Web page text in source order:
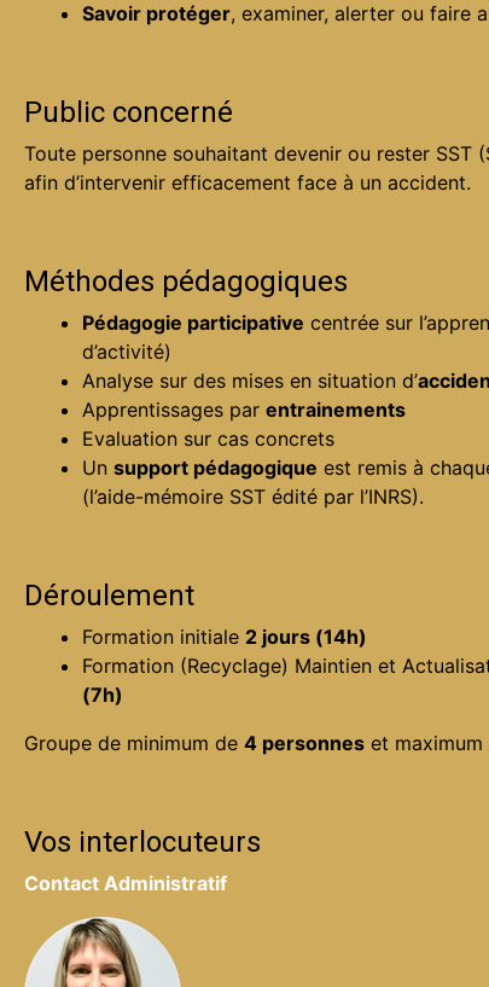
Savoir protéger, examiner, alerter ou faire
Public concerné
Toute personne souhaitant devenir ou rester SST
afin d’intervenir efficacement face à un accident.
Méthodes pédagogiques
Pédagogie participative centrée sur
d’activité)
Analyse sur des mises en situation d’
Apprentissages par entrainements
Evaluation sur cas concrets
Un support pédagogique est remis à
(l’aide-mémoire SST édité par l’INRS).
Déroulement
Formation initiale 2 jours (14h)
Formation (Recyclage) Maintien et
(7h)
Groupe de minimum de 4 personnes et maximum
Vos interlocuteurs
Contact Administratif